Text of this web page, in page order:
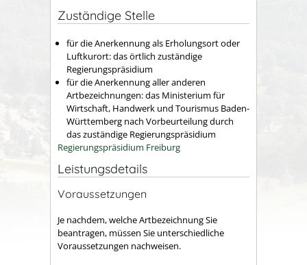
Zuständige Stelle
für die Anerkennung als Erholungsort oder
Luftkurort: das örtlich zuständige
Regierungspräsidium
für die Anerkennung aller anderen
Artbezeichnungen: das Ministerium für
Wirtschaft, Handwerk und Tourismus Baden-
Württemberg nach Vorbeurteilung durch
das zuständige Regierungspräsidium
Regierungspräsidium Freiburg
Leistungsdetails
Voraussetzungen
Je nachdem, welche Artbezeichnung Sie
beantragen, müssen Sie unterschiedliche
Voraussetzungen nachweisen.